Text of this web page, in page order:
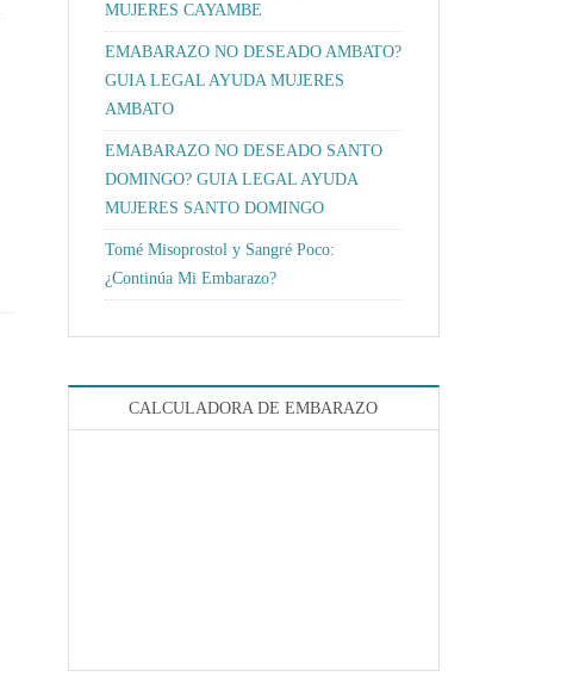
MUJERES CAYAMBE
EMABARAZO NO DESEADO AMBATO?
GUIA LEGAL AYUDA MUJERES
AMBATO
EMABARAZO NO DESEADO SANTO
DOMINGO? GUIA LEGAL AYUDA
MUJERES SANTO DOMINGO
Tomé Misoprostol y Sangré Poco:
¿Continúa Mi Embarazo?
CALCULADORA DE EMBARAZO